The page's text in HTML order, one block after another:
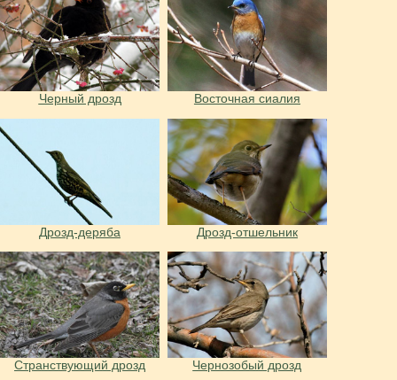
Черный дрозд Восточная сиалия
Дрозд-деряба Дрозд-отшельник
Странствующий дрозд Чернозобый дрозд